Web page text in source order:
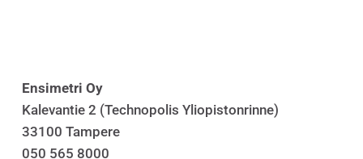
Ensimetri Oy
Kalevantie 2 (Technopolis Yliopistonrinne)
33100 Tampere
050 565 8000